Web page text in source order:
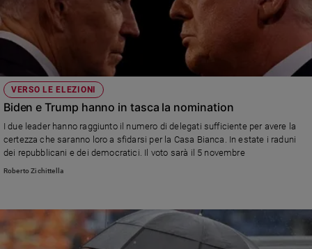
VERSO LE ELEZIONI
Biden e Trump hanno in tasca la nomination
I due leader hanno raggiunto il numero di delegati sufficiente per avere la
certezza che saranno loro a sfidarsi per la Casa Bianca. In estate i raduni
dei repubblicani e dei democratici. Il voto sarà il 5 novembre
Roberto Zichittella